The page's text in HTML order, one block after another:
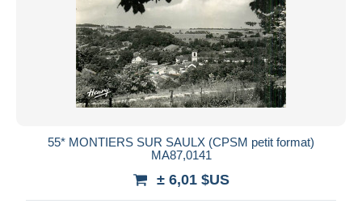
55* MONTIERS SUR SAULX (CPSM petit format)
MA87,0141
± 6,01 $US